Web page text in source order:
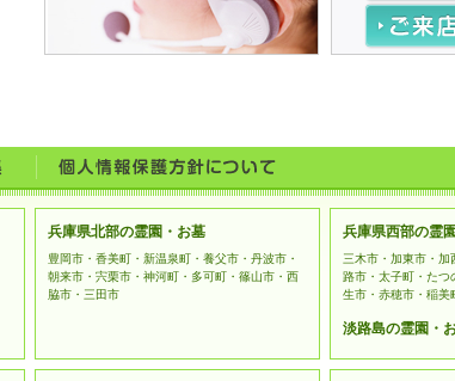
当ウェブサイト上でお客様にご入力いただい
は、お客様ご本人から直接お申し出いただき
す。
トへのリンクを紹介しております。リンク
データの保護について
お客様の個人情報を収集するフォーム利用に
おります。
兵庫県北部の霊園・お墓
豊岡市・香美町・新温泉町・養父市・丹波市・
朝来市・宍栗市・神河町・多可町・篠山市・西
脇市・三田市
兵庫県西部の霊
三木市・加東市・
路市・太子町・たつ
生市・赤穂市・稲美
淡路島の霊園・